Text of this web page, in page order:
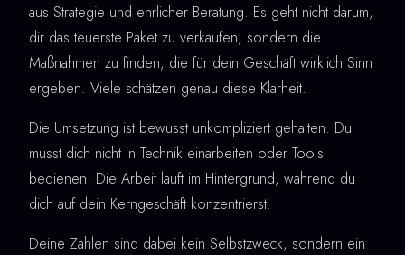
aus Strategie und ehrlicher Beratung. Es geht nicht darum,
dir das teuerste Paket zu verkaufen, sondern die
Maßnahmen zu finden, die für dein Geschäft wirklich Sinn
ergeben. Viele schätzen genau diese Klarheit.
Die Umsetzung ist bewusst unkompliziert gehalten. Du
musst dich nicht in Technik einarbeiten oder Tools
bedienen. Die Arbeit läuft im Hintergrund, während du
dich auf dein Kerngeschäft konzentrierst.
Deine Zahlen sind dabei kein Selbstzweck, sondern ein